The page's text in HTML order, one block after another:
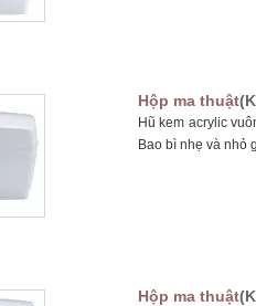
Hộp ma thuật
Hũ kem acrylic
Bao bì nhẹ và nhỏ
Hộp ma thuật